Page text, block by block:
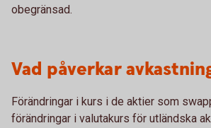
obegränsad.
Vad påverkar
Förändringar i kurs i de aktier som
förändringar i valutakurs för utländska